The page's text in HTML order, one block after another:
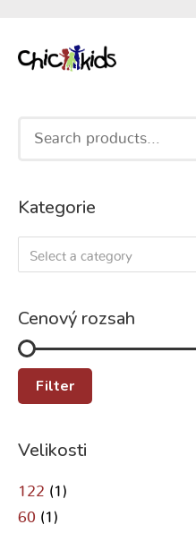
Search
Kategorie
Select a category
Cenový rozsah
Filter
Velikosti
122 (1)
60 (1)